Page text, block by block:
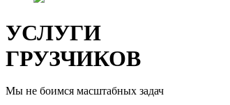
УСЛУГИ
ГРУЗЧИКОВ
Мы не боимся масштабных задач